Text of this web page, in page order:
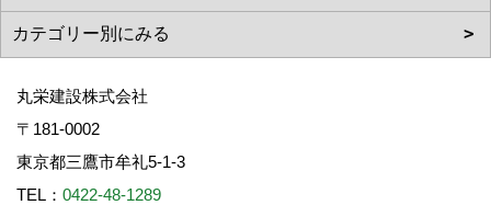
丸栄建設株式会社
〒181-0002
東京都三鷹市牟礼5-1-3
TEL： 0422-48-1289